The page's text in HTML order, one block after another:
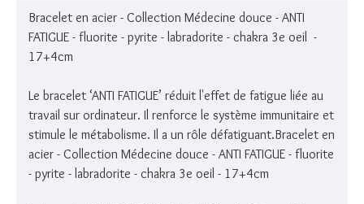
Bracelet en acier - Collection Médecine douce - ANTI
FATIGUE - fluorite - pyrite - labradorite - chakra 3e oeil -
17+4cm
Le bracelet ‘ANTI FATIGUE’ réduit l'effet de fatigue liée au
travail sur ordinateur. Il renforce le système immunitaire et
stimule le métabolisme. Il a un rôle défatiguant.Bracelet en
acier - Collection Médecine douce - ANTI FATIGUE - fluorite
- pyrite - labradorite - chakra 3e oeil - 17+4cm